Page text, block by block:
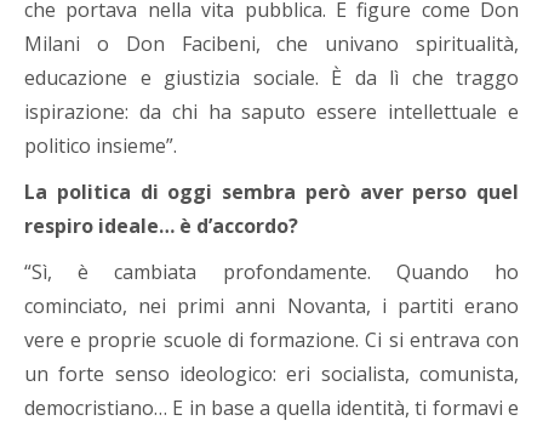
che portava nella vita pubblica. E figure come Don
Milani o Don Facibeni, che univano spiritualità,
educazione e giustizia sociale. È da lì che traggo
ispirazione: da chi ha saputo essere intellettuale e
politico insieme”.
La politica di oggi sembra però aver perso quel
respiro ideale… è d’accordo?
“Sì, è cambiata profondamente. Quando ho
cominciato, nei primi anni Novanta, i partiti erano
vere e proprie scuole di formazione. Ci si entrava con
un forte senso ideologico: eri socialista, comunista,
democristiano… E in base a quella identità, ti formavi e